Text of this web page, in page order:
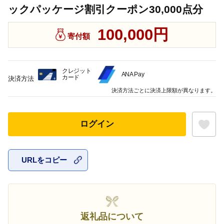
ックパッケージ割引クーポン30,000点分
寄付額 100,000円
ログイン
URLをコピー
返礼品について
決済方法
クレジット
カード
ANA Pay
決済方法ごとに決済上限額が異なります。